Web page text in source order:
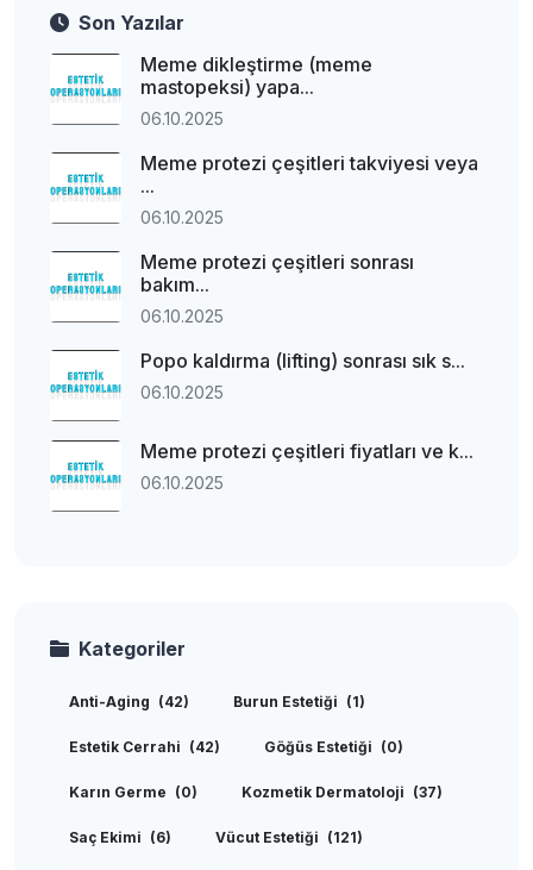
Son Yazılar
Meme dikleştirme (meme
mastopeksi) yapa...
06.10.2025
Meme protezi çeşitleri takviyesi veya
...
06.10.2025
Meme protezi çeşitleri sonrası
bakım...
06.10.2025
Popo kaldırma (lifting) sonrası sık s...
06.10.2025
Meme protezi çeşitleri fiyatları ve k...
06.10.2025
Kategoriler
Anti-Aging (42) Burun Estetiği (1)
Estetik Cerrahi (42) Göğüs Estetiği (0)
Karın Germe (0) Kozmetik Dermatoloji (37)
Saç Ekimi (6) Vücut Estetiği (121)